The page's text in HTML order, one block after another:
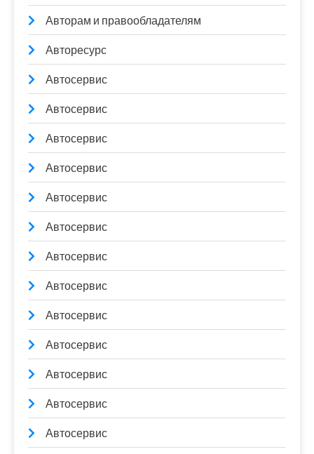
Авторам и правообладателям
Авторесурс
Автосервис
Автосервис
Автосервис
Автосервис
Автосервис
Автосервис
Автосервис
Автосервис
Автосервис
Автосервис
Автосервис
Автосервис
Автосервис